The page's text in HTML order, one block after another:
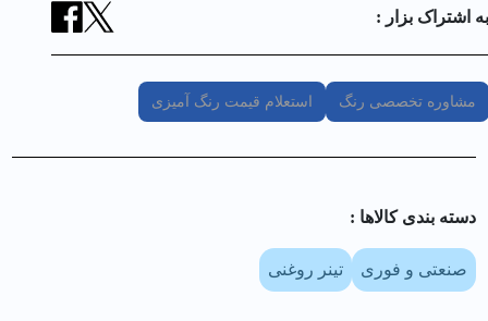
به اشتراک بزار :
مشاوره تخصصی رنگ استعلام قیمت رنگ آمیزی
دسته بندی کالا‌ها :
صنعتی و فوری تینر روغنی